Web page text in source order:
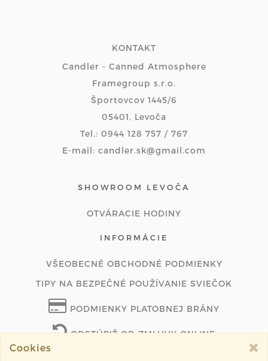
KONTAKT
Candler - Canned Atmosphere
Framegroup s.r.o.
Športovcov 1445/6
05401, Levoča
Tel.: 0944 128 757 / 767
E-mail: candler.sk@gmail.com
SHOWROOM LEVOČA
OTVÁRACIE HODINY
INFORMÁCIE
VŠEOBECNÉ OBCHODNÉ PODMIENKY
TIPY NA BEZPEČNÉ POUŽÍVANIE SVIEČOK
PODMIENKY PLATOBNEJ BRÁNY
ODSTÚPIŤ OD ZMLUVY ONLINE
Cookies